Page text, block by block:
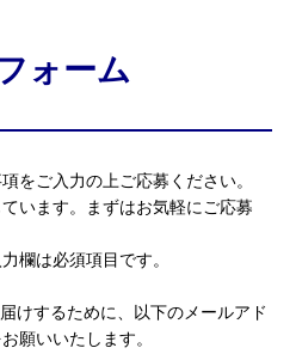
ォーム
をご入力の上ご応募ください。
います。まずはお気軽にご応募
欄は必須項目です。
けするために、以下のメールアド
願いいたします。